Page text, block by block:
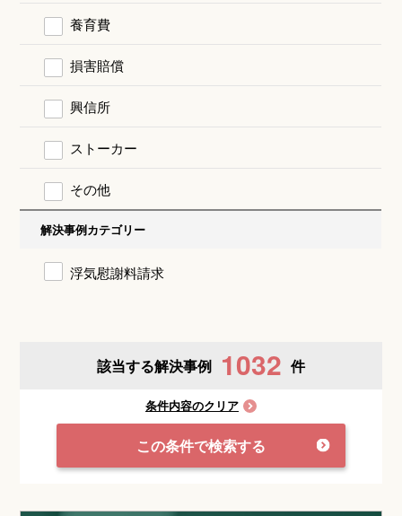
養育費
損害賠償
興信所
ストーカー
その他
解決事例カテゴリー
浮気慰謝料請求
該当する解決事例 1032 件
条件内容のクリア
この条件で検索する